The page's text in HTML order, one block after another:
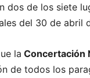
dos de los siete
del 30 de abril
la Concertación
de todos los